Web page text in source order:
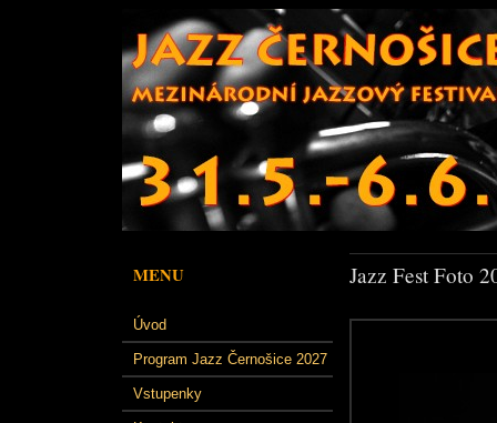
MENU
Úvod
Program Jazz Černošice 2027
Vstupenky
Jazz Fest Foto